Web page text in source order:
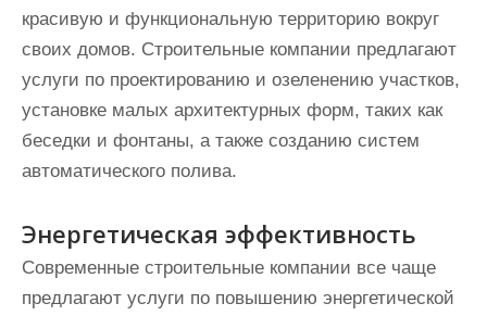
красивую и функциональную территорию вокруг
своих домов. Строительные компании предлагают
услуги по проектированию и озеленению участков,
установке малых архитектурных форм, таких как
беседки и фонтаны, а также созданию систем
автоматического полива.
Энергетическая эффективность
Современные строительные компании все чаще
предлагают услуги по повышению энергетической